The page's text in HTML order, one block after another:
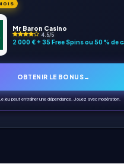
Mr Baron Casino
4.5/5
2 000 € + 35 Free Spins ou 50 % de
OBTENIR LE BONUS→
jeu peut entraîner une dépendance. Jouez avec modération.